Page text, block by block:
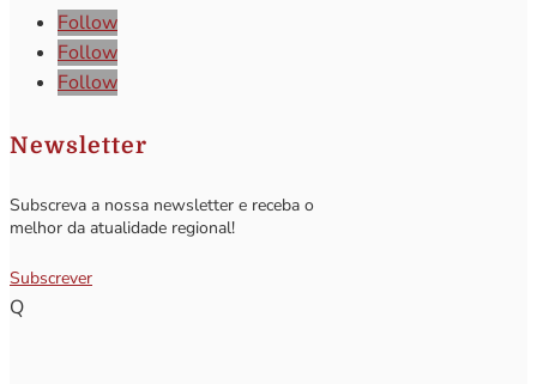
Follow
Follow
Follow
Newsletter
Subscreva a nossa newsletter e receba o
melhor da atualidade regional!
Subscrever
Q